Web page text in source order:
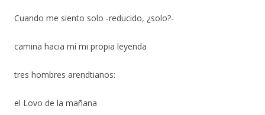
Cuando me siento solo -reducido, ¿solo?-
camina hacia mí mi propia leyenda
tres hombres arendtianos:
el Lovo de la mañana